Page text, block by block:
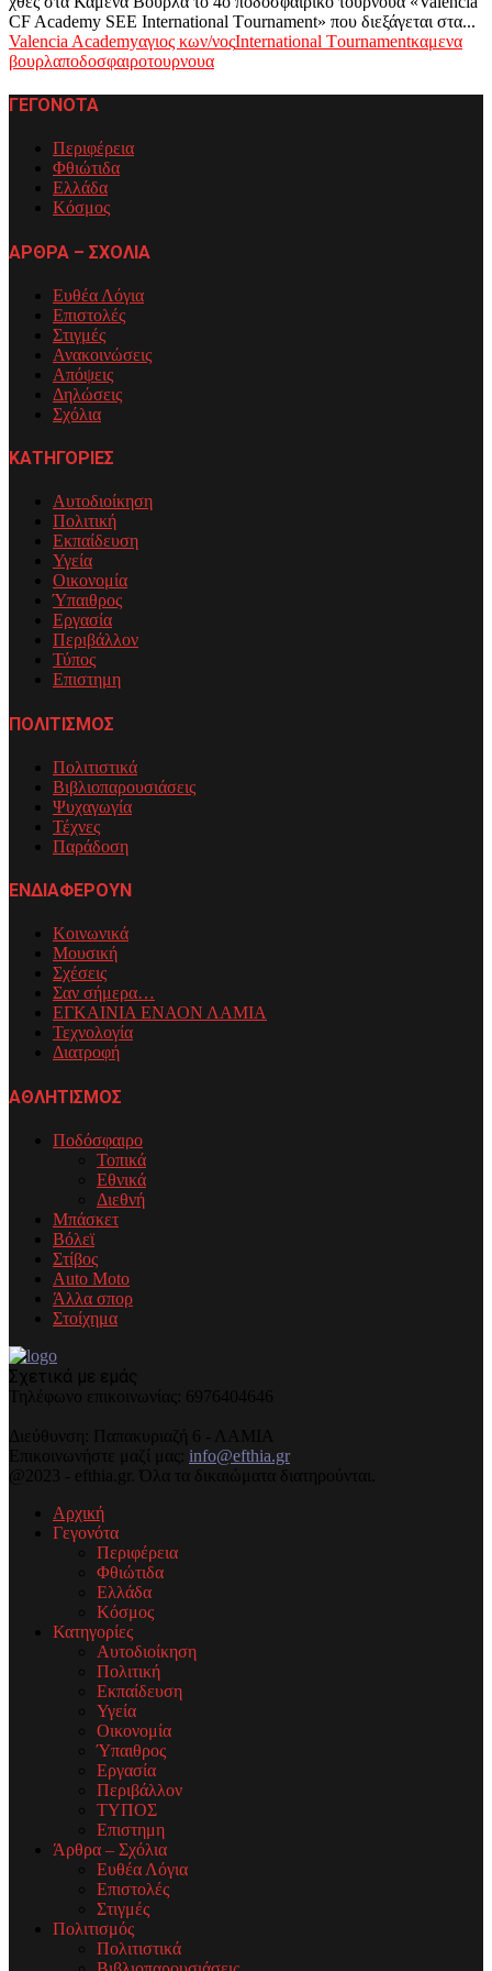
CF Academy SEE Ιnternational Τournament» που διεξάγεται στα...
Valencia Academyαγιος κων/νοςΙnternational Τournamentκαμενα
βουρλαποδοσφαιροτουρνουα
ΓΕΓΟΝΟΤΑ
Περιφέρεια
Φθιώτιδα
Ελλάδα
Κόσμος
ΑΡΘΡΑ – ΣΧΟΛΙΑ
Ευθέα Λόγια
Επιστολές
Στιγμές
Ανακοινώσεις
Απόψεις
Δηλώσεις
Σχόλια
ΚΑΤΗΓΟΡΙΕΣ
Αυτοδιοίκηση
Πολιτική
Εκπαίδευση
Υγεία
Οικονομία
Ύπαιθρος
Εργασία
Περιβάλλον
Τύπος
Επιστημη
ΠΟΛΙΤΙΣΜΟΣ
Πολιτιστικά
Βιβλιοπαρουσιάσεις
Ψυχαγωγία
Τέχνες
Παράδοση
ΕΝΔΙΑΦΕΡΟΥΝ
Κοινωνικά
Μουσική
Σχέσεις
Σαν σήμερα…
ΕΓΚΑΙΝΙΑ ΕΝΑΟΝ ΛΑΜΙΑ
Τεχνολογία
Διατροφή
ΑΘΛΗΤΙΣΜΟΣ
Ποδόσφαιρο
Τοπικά
Εθνικά
Διεθνή
Μπάσκετ
Βόλεϊ
Στίβος
Auto Moto
Άλλα σπορ
Στοίχημα
Σχετικά με εμάς
Τηλέφωνo επικοινωνίας: 6976404646
Διεύθυνση: Παπακυριαζή 6 - ΛΑΜΙΑ
Επικοινωνήστε μαζί μας: info@efthia.gr
@2023 - efthia.gr. Όλα τα δικαιώματα διατηρούνται.
Αρχική
Γεγονότα
Περιφέρεια
Φθιώτιδα
Ελλάδα
Κόσμος
Κατηγορίες
Αυτοδιοίκηση
Πολιτική
Εκπαίδευση
Υγεία
Οικονομία
Ύπαιθρος
Εργασία
Περιβάλλον
ΤΥΠΟΣ
Επιστημη
Άρθρα – Σχόλια
Ευθέα Λόγια
Επιστολές
Στιγμές
Πολιτισμός
Πολιτιστικά